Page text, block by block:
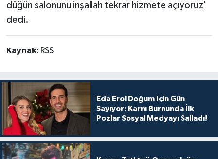
düğün salonunu inşallah tekrar hizmete açıyoruz'
dedi.
Kaynak: RSS
Eda Erol Doğum İçin Gün
Sayıyor: Karnı Burnunda İlk
Pozlar Sosyal Medyayı Salladı!